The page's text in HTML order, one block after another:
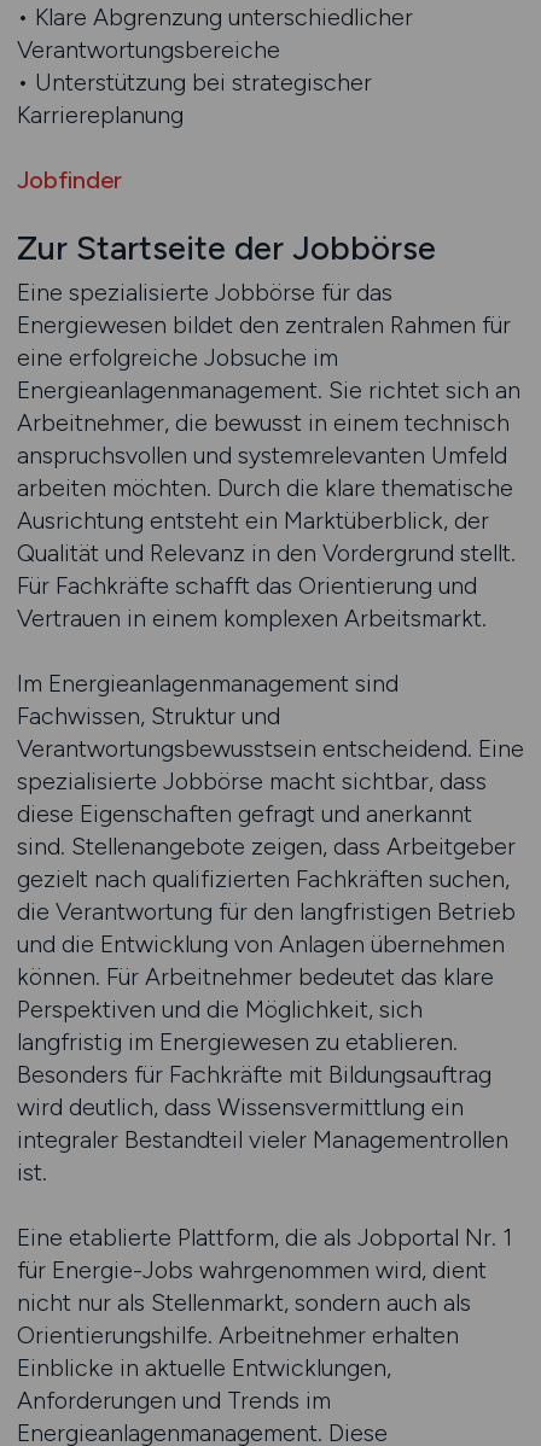
• Klare Abgrenzung unterschiedlicher
Verantwortungsbereiche
• Unterstützung bei strategischer
Karriereplanung
Jobfinder
Zur Startseite der Jobbörse
Eine spezialisierte Jobbörse für das
Energiewesen bildet den zentralen Rahmen für
eine erfolgreiche Jobsuche im
Energieanlagenmanagement. Sie richtet sich an
Arbeitnehmer, die bewusst in einem technisch
anspruchsvollen und systemrelevanten Umfeld
arbeiten möchten. Durch die klare thematische
Ausrichtung entsteht ein Marktüberblick, der
Qualität und Relevanz in den Vordergrund stellt.
Für Fachkräfte schafft das Orientierung und
Vertrauen in einem komplexen Arbeitsmarkt.
Im Energieanlagenmanagement sind
Fachwissen, Struktur und
Verantwortungsbewusstsein entscheidend. Eine
spezialisierte Jobbörse macht sichtbar, dass
diese Eigenschaften gefragt und anerkannt
sind. Stellenangebote zeigen, dass Arbeitgeber
gezielt nach qualifizierten Fachkräften suchen,
die Verantwortung für den langfristigen Betrieb
und die Entwicklung von Anlagen übernehmen
können. Für Arbeitnehmer bedeutet das klare
Perspektiven und die Möglichkeit, sich
langfristig im Energiewesen zu etablieren.
Besonders für Fachkräfte mit Bildungsauftrag
wird deutlich, dass Wissensvermittlung ein
integraler Bestandteil vieler Managementrollen
ist.
Eine etablierte Plattform, die als Jobportal Nr. 1
für Energie-Jobs wahrgenommen wird, dient
nicht nur als Stellenmarkt, sondern auch als
Orientierungshilfe. Arbeitnehmer erhalten
Einblicke in aktuelle Entwicklungen,
Anforderungen und Trends im
Energieanlagenmanagement. Diese